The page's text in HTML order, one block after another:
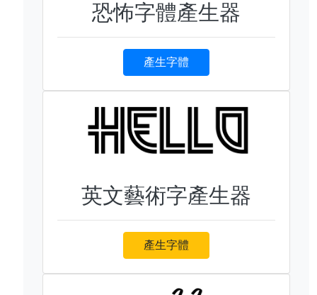
恐怖字體產生器
產生字體
英文藝術字產生器
產生字體